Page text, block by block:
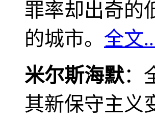
罪率却出奇的
的城市。 全文
米尔斯海默：
其新保守主义